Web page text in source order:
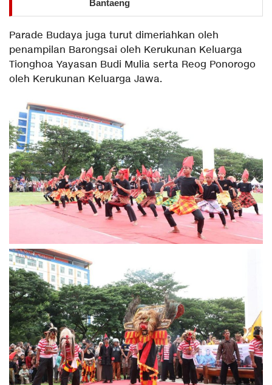
Bantaeng
Parade Budaya juga turut dimeriahkan oleh
penampilan Barongsai oleh Kerukunan Keluarga
Tionghoa Yayasan Budi Mulia serta Reog Ponorogo
oleh Kerukunan Keluarga Jawa.